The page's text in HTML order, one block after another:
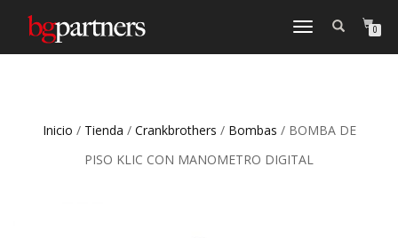
CAMBIAR
0
Inicio / Tienda / Crankbrothers / Bombas / BOMBA DE
PISO KLIC CON MANOMETRO DIGITAL